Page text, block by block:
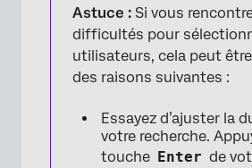
Astuce : Si vous
difficultés pour
utilisateurs, cela peut être
des raisons suivantes :
Essayez d’ajuster la
votre recherche.
touche Enter de